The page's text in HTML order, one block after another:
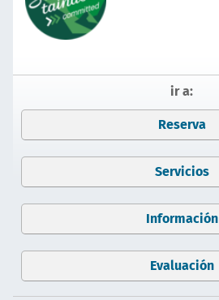
ir a:
Reserva
Servicios
Información
Evaluación